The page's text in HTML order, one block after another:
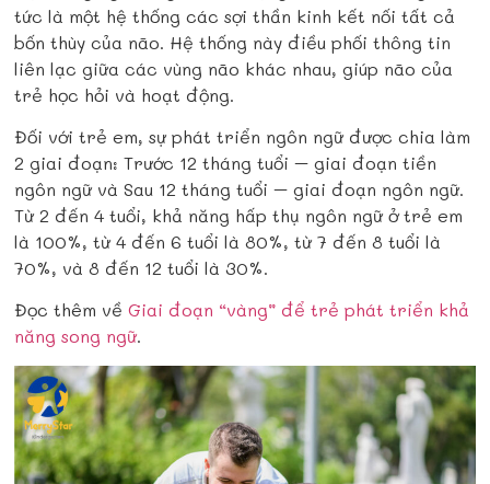
tức là một hệ thống các sợi thần kinh kết nối tất cả
bốn thùy của não. Hệ thống này điều phối thông tin
liên lạc giữa các vùng não khác nhau, giúp não của
trẻ học hỏi và hoạt động.
Đối với trẻ em, sự phát triển ngôn ngữ được chia làm
2 giai đoạn: Trước 12 tháng tuổi – giai đoạn tiền
ngôn ngữ và Sau 12 tháng tuổi – giai đoạn ngôn ngữ.
Từ 2 đến 4 tuổi, khả năng hấp thụ ngôn ngữ ở trẻ em
là 100%, từ 4 đến 6 tuổi là 80%, từ 7 đến 8 tuổi là
70%, và 8 đến 12 tuổi là 30%.
Đọc thêm vềGiai đoạn “vàng” để trẻ phát triển khả
năng song ngữ.